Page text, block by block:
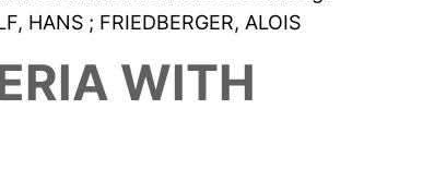
HANS ; FRIEDBERGER, ALOIS
WITH